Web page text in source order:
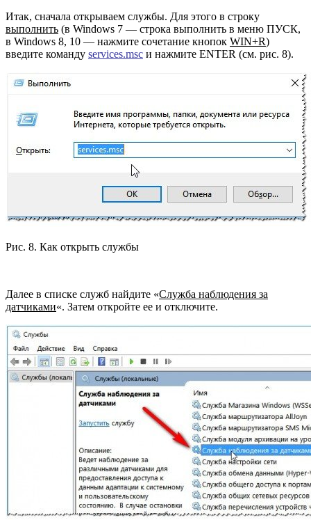
Итак, сначала открываем службы. Для этого в строку
выполнить (в Windows 7 — строка выполнить в меню ПУСК,
в Windows 8, 10 — нажмите сочетание кнопок WIN+R)
введите команду services.msc и нажмите ENTER (см. рис. 8).
Рис. 8. Как открыть службы
Далее в списке служб найдите «Служба наблюдения за
датчиками«. Затем откройте ее и отключите.